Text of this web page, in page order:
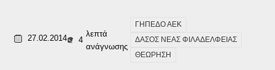
27.02.2014 4
λεπτά
ανάγνωσης
ΓΗΠΕΔΟ ΑΕΚ
ΔΑΣΟΣ ΝΕΑΣ ΦΙΛΑΔΕΛΦΕΙΑΣ
ΘΕΩΡΗΣΗ